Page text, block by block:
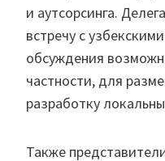
и аутсорсинга.
встречу с
обсуждения
частности, для
разработку
Также